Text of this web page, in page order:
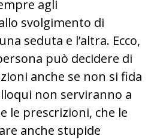
agli
svolgimento di
seduta e l’altra. Ecco,
può decidere di
anche se non si fida
non serviranno a
le prescrizioni, che le
anche stupide